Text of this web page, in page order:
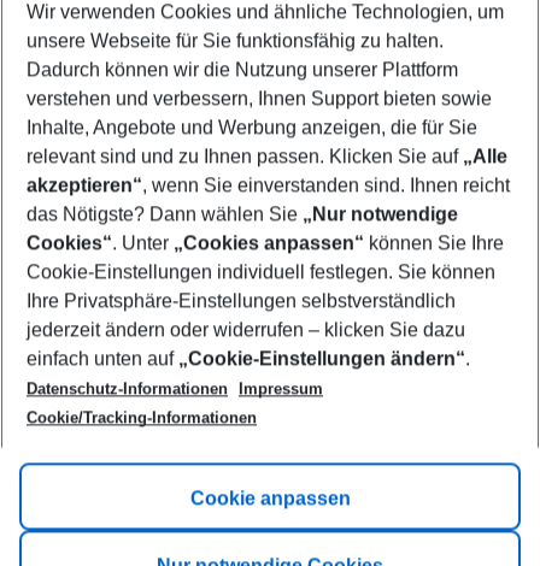
Select your date range
11/08/26–09/08/27 5-8 nights
Who will travel
2 adults No children
Show more filter
Footer
Footer navigation
Title A
Link A
Wir verwenden Cookies und ähnliche Technologien, um
unsere Webseite für Sie funktionsfähig zu halten.
Dadurch können wir die Nutzung unserer Plattform
verstehen und verbessern, Ihnen Support bieten sowie
Inhalte, Angebote und Werbung anzeigen, die für Sie
relevant sind und zu Ihnen passen. Klicken Sie auf „Alle
akzeptieren“, wenn Sie einverstanden sind. Ihnen reicht
das Nötigste? Dann wählen Sie „Nur notwendige
Cookies“. Unter „Cookies anpassen“ können Sie Ihre
Cookie-Einstellungen individuell festlegen. Sie können
Ihre Privatsphäre-Einstellungen selbstverständlich
jederzeit ändern oder widerrufen – klicken Sie dazu
einfach unten auf „Cookie-Einstellungen ändern“.
Datenschutz-Informationen
Impressum
Cookie/Tracking-Informationen
Cookie anpassen